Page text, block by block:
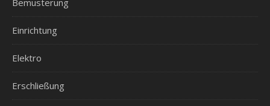
Bemusterung
Einrichtung
Elektro
Erschließung